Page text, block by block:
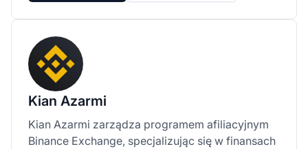
Kian Azarmi
Kian Azarmi zarządza programem afiliacyjnym
Binance Exchange, specjalizując się w finansach